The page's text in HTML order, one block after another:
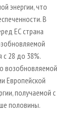
энергии, что
В
ЕС страна
с 28 до 38%.
возобновляемой
Европейской
получаемой с
половины.